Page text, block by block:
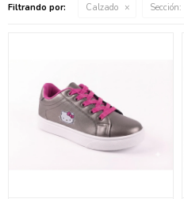
Filtrando por: Calzado Sección: